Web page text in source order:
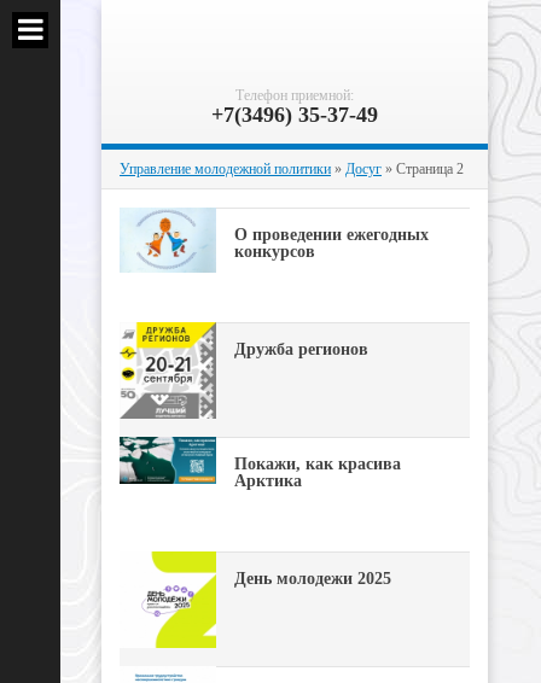
Телефон приемной:
+7(3496) 35-37-49
Управление молодежной политики » Досуг » Страница 2
О проведении ежегодных
конкурсов
Дружба регионов
Покажи, как красива
Арктика
День молодежи 2025